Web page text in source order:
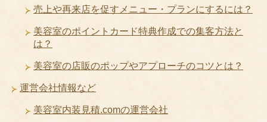
売上や再来店を促すメニュー・プランにするには？
美容室のポイントカード特典作成での集客方法と
は？
美容室の店販のポップやアプローチのコツとは？
運営会社情報など
美容室内装見積.comの運営会社